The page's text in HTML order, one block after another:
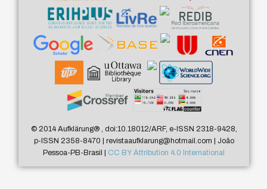
© 2014 Aufklärung®, doi:10.18012/ARF, e-ISSN 2318-9428,
p-ISSN 2358-8470 | revistaaufklarung@hotmail.com | João
Pessoa-PB-Brasil | CC BY Attribution 4.0 International